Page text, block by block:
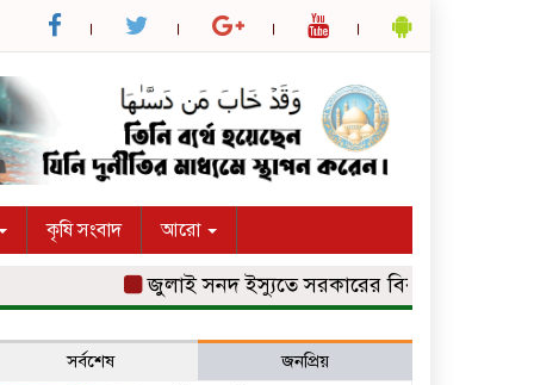
কৃষি সংবাদ আরো
জুলাই সনদ ইস্যুতে সরকারের বিরুদ্ধে প্রতারণার
সর্বশেষ জনপ্রিয়